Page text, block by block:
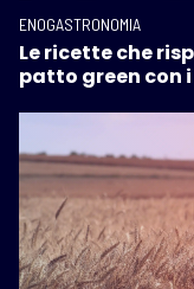
ENOGASTRONOMIA
Le ricette che
patto green con